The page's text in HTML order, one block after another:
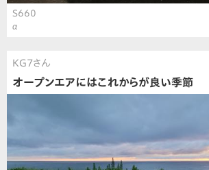
S660
α
KG7さん
オープンエアにはこれからが良い季節